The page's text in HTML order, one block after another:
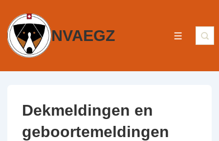
NVAEGZ
Dekmeldingen en
geboortemeldingen